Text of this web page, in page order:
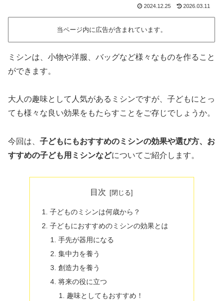
2024.12.25 2026.03.11
当ページ内に広告が含まれています。
ミシンは、小物や洋服、バッグなど様々なものを作ること
ができます。
大人の趣味として人気があるミシンですが、子どもにとっ
ても様々な良い効果をもたらすことをご存じでしょうか。
今回は、 子どもにもおすすめのミシンの効果や選び方、お
すすめの子ども用ミシンなどについてご紹介します。
目次
子どものミシンは何歳から？
子どもにおすすめのミシンの効果とは
手先が器用になる
集中力を養う
創造力を養う
将来の役に立つ
趣味としてもおすすめ！